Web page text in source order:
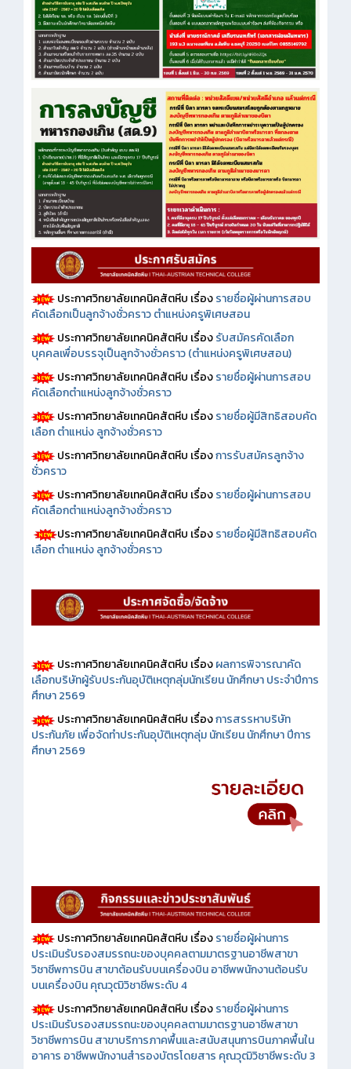
ประกาศวิทยาลัยเทคนิคสัตหีบ เรื่องรายชื่อผู้ผ่านการสอบ
คัดเลือกเป็นลูกจ้างชั่วคราว ตำแหน่งครูพิเศษสอน
ประกาศวิทยาลัยเทคนิคสัตหีบ เรื่องรับสมัครคัดเลือก
บุคคลเพื่อบรรจุเป็นลูกจ้างชั่วคราว (ตำแหน่งครูพิเศษสอน)
ประกาศวิทยาลัยเทคนิคสัตหีบ เรื่องรายชื่อผู้ผ่านการสอบ
คัดเลือกตำแหน่งลูกจ้างชั่วคราว
ประกาศวิทยาลัยเทคนิคสัตหีบ เรื่องรายชื่อผู้มีสิทธิสอบคัด
เลือก ตำแหน่ง ลูกจ้างชั่วคราว
ประกาศวิทยาลัยเทคนิคสัตหีบ เรื่องการรับสมัครลูกจ้าง
ชั่วคราว
ประกาศวิทยาลัยเทคนิคสัตหีบ เรื่องรายชื่อผู้ผ่านการสอบ
คัดเลือกตำแหน่งลูกจ้างชั่วคราว
ประกาศวิทยาลัยเทคนิคสัตหีบ เรื่องรายชื่อผู้มีสิทธิสอบคัด
เลือก ตำแหน่ง ลูกจ้างชั่วคราว
ประกาศวิทยาลัยเทคนิคสัตหีบ เรื่องผลการพิจารณาคัด
เลือกบริษัทผู้รับประกันอุบัติเหตุกลุ่มนักเรียน นักศึกษา ประจำปีการ
ศึกษา 2569
ประกาศวิทยาลัยเทคนิคสัตหีบ เรื่องการสรรหาบริษัท
ประกันภัย เพื่อจัดทำประกันอุบัติเหตุกลุ่ม นักเรียน นักศึกษา ปีการ
ศึกษา 2569
ประกาศวิทยาลัยเทคนิคสัตหีบ เรื่องรายชื่อผู้ผ่านการ
ประเมินรับรองสมรรถนะของบุคคลตามมาตรฐานอาชีพสาขา
วิชาชีพการบิน สาขาต้อนรับบนเครื่องบิน อาชีพพนักงานต้อนรับ
บนเครื่องบิน คุณวุฒิวิชาชีพระดับ 4
ประกาศวิทยาลัยเทคนิคสัตหีบ เรื่องรายชื่อผู้ผ่านการ
ประเมินรับรองสมรรถนะของบุคคลตามมาตรฐานอาชีพสาขา
วิชาชีพการบิน สาขาบริการภาคพื้นและสนับสนุนการบินภาคพื้นใน
อาคาร อาชีพพนักงานสำรองบัตรโดยสาร คุณวุฒิวิชาชีพระดับ 3